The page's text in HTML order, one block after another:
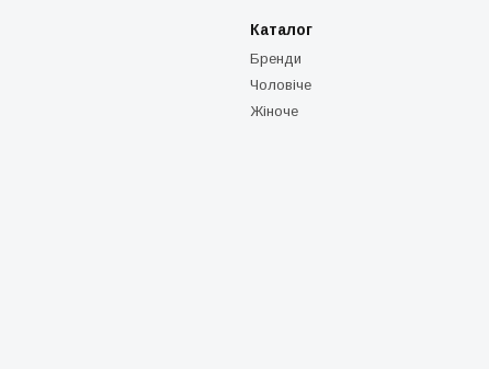
Каталог
Бренди
Чоловіче
Жіноче